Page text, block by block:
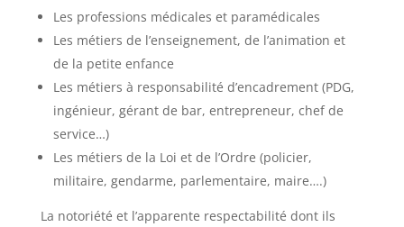
Les professions médicales et paramédicales
Les métiers de l’enseignement, de l’animation et
de la petite enfance
Les métiers à responsabilité d’encadrement (PDG,
ingénieur, gérant de bar, entrepreneur, chef de
service…)
Les métiers de la Loi et de l’Ordre (policier,
militaire, gendarme, parlementaire, maire….)
La notoriété et l’apparente respectabilité dont ils